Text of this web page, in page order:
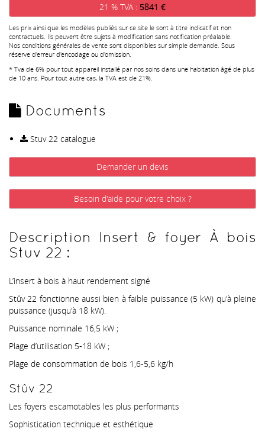
21 % TVA : 5841 €
Les prix ainsi que les modèles publiés sur ce site le sont à titre indicatif et non
contractuels. Ils peuvent être sujets à modification sans notification préalable.
Nos conditions générales de vente sont disponibles sur simple demande. Sous
réserve d'erreur d'encodage ou d'omission.
* Tva de 6% pour tout appareil installé par nos soins dans une habitation âgé de plus
de 10 ans. Pour tout autre cas, la TVA est de 21%.
Documents
Stuv 22 catalogue
Demander un devis
Besoin d'aide pour votre choix ?
Description Insert & foyer À bois
Stuv 22 :
L’insert à bois à haut rendement signé
Stûv 22 fonctionne aussi bien à faible puissance (5 kW) qu'à pleine
puissance (jusqu'à 18 kW).
Puissance nominale 16,5 kW ;
Plage d’utilisation 5-18 kW ;
Plage de consommation de bois 1,6-5,6 kg/h
Stûv 22
Les foyers escamotables les plus performants
Sophistication technique et esthétique